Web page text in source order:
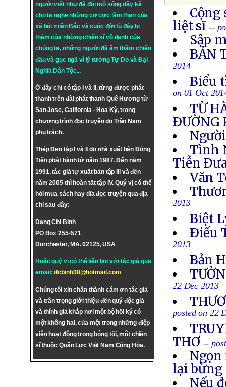
người viết như đã đội mồ sống dậy kể
cho ta nghe những cơ cực lầm than của
xã hội miền Bắc và cuộc đời tù đày bi
thảm của những chiến sĩ vô danh của
chúng ta, những người đã âm thầm chiến
đấu và gục ngã vì lý tưởngTự DovàĐại
Nghĩa Dân Tộc...
Ở đây chỉ có tập I và II, từng được phát
thanh trên đài phát thanh Quê Hương từ
San Jose, California - Hoa Kỳ, trong
chương trình đọc truyện do Trần Nam
phụ trách.
Thép Đen tập I và II do nhà xuất bản Đông
Tiến phát hành từ năm 1987. Đến năm
1991, tác giả tự xuất bản tập III và đến
năm 2005 thì hoàn tất tập IV. Quý vị có thể
hỏi mua sách hay dĩa đọc truyện qua địa
chỉ sau đây:
Dang Chi Binh
PO Box 255-571
Dorchester, MA. 02125, USA
Hoặc quý vị có thể liên lạc với tác giả qua
email:dcbinh38@hotmail.com
Chúng tôi xin chân thành cám ơn tác giả
và trân trọng giới thiệu đến quý độc giả
và thính giả khắp nơi một bộ hồi ký có
một không hai, của một trong những điệp
viên hoạt động trong bóng tối, một chiến
sĩ thuộc Quân Lực Việt Nam Cộng Hòa.
Cộng
liệt sĩ --
Sập
BẢN
2014
Biểu
on 01 Oct
TỪ
ÐƯỜNG
Tình
Tiễn
Văn
2013
Biệt
Ðiếu
2013
Bản
22 Dec 2013
posted on 22
THƠ --
lại bừng
Nếu